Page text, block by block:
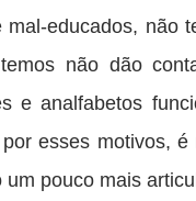
educados, não
não dão
e analfabetos
esses motivos,
pouco mais